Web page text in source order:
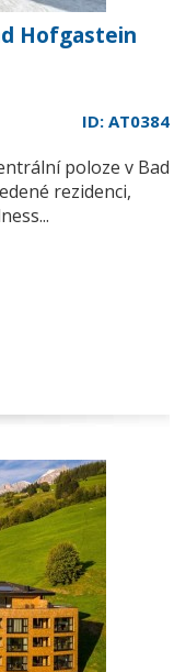
Hofgastein
ID: AT0384
poloze v Bad
rezidenci,